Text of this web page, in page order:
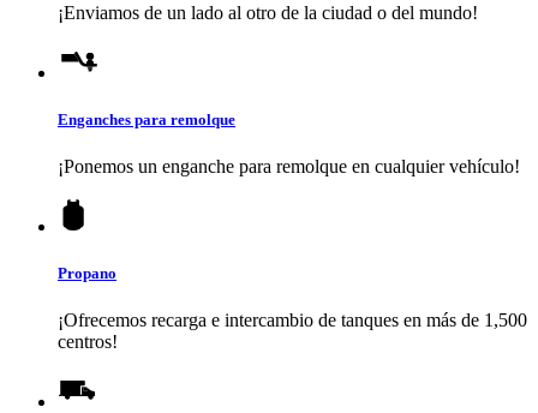
¡Enviamos de un lado al otro de la ciudad o del mundo!
Enganches para remolque
¡Ponemos un enganche para remolque en cualquier vehículo!
Propano
¡Ofrecemos recarga e intercambio de tanques en más de 1,500
centros!